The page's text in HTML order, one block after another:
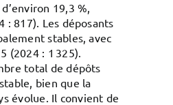
19,3 %,
: 817). Les déposants
stables, avec
(2024 : 1 325).
total de dépôts
bien que la
évolue. Il convient de